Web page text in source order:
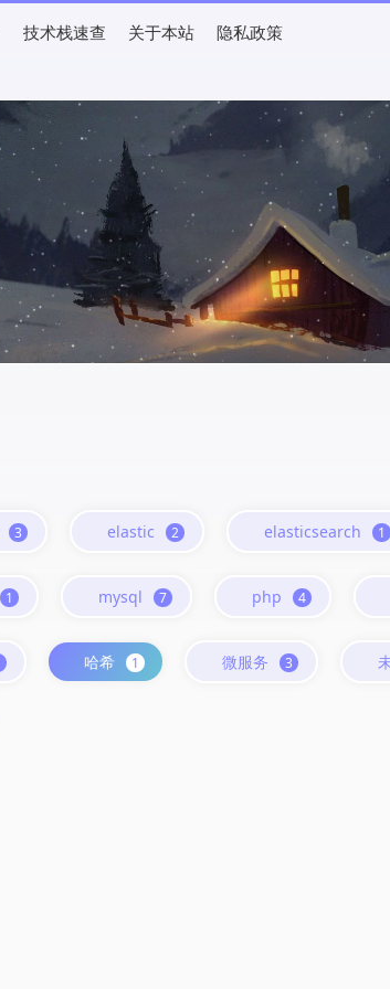
技术栈速查 关于本站 隐私政策
3 elastic 2 elasticsearch 1
1 mysql 7 php 4
哈希 1 微服务 3